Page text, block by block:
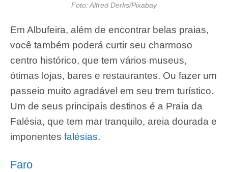
Foto: Alfred Derks/Pixabay
Em Albufeira, além de encontrar belas praias,
você também poderá curtir seu charmoso
centro histórico, que tem vários museus,
ótimas lojas, bares e restaurantes. Ou fazer um
passeio muito agradável em seu trem turístico.
Um de seus principais destinos é a Praia da
Falésia, que tem mar tranquilo, areia dourada e
imponentes falésias.
Faro